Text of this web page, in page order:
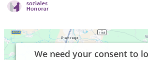
We need your consent to